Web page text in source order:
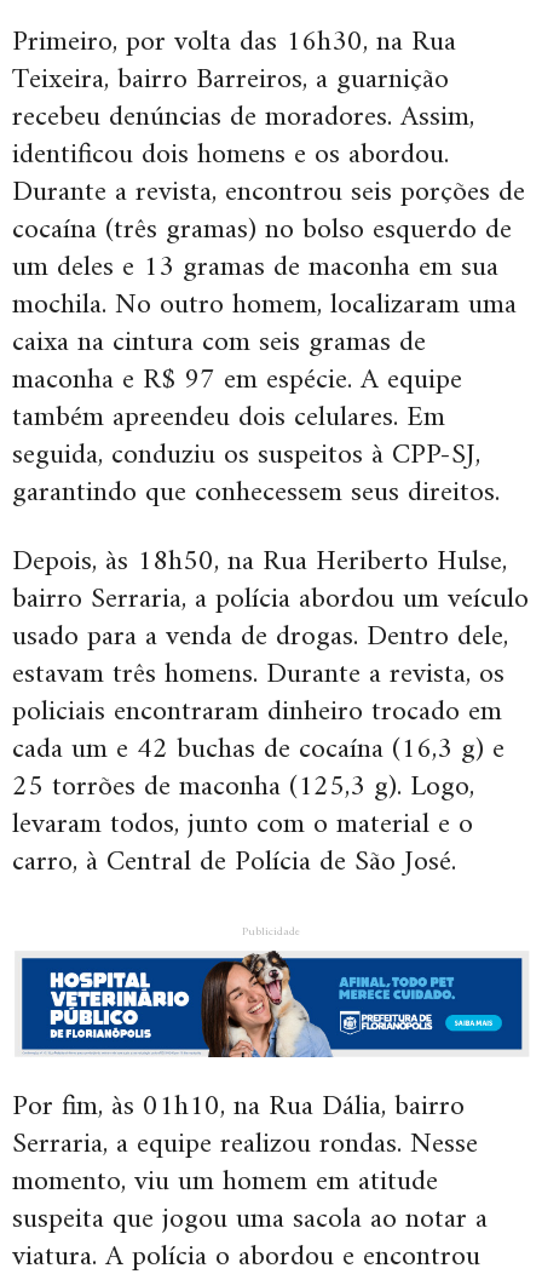
Primeiro, por volta das 16h30, na Rua
Teixeira, bairro Barreiros, a guarnição
recebeu denúncias de moradores. Assim,
identificou dois homens e os abordou.
Durante a revista, encontrou seis porções de
cocaína (três gramas) no bolso esquerdo de
um deles e 13 gramas de maconha em sua
mochila. No outro homem, localizaram uma
caixa na cintura com seis gramas de
maconha e R$ 97 em espécie. A equipe
também apreendeu dois celulares. Em
seguida, conduziu os suspeitos à CPP-SJ,
garantindo que conhecessem seus direitos.
Depois, às 18h50, na Rua Heriberto Hulse,
bairro Serraria, a polícia abordou um veículo
usado para a venda de drogas. Dentro dele,
estavam três homens. Durante a revista, os
policiais encontraram dinheiro trocado em
cada um e 42 buchas de cocaína (16,3 g) e
25 torrões de maconha (125,3 g). Logo,
levaram todos, junto com o material e o
carro, à Central de Polícia de São José.
Publicidade
Por fim, às 01h10, na Rua Dália, bairro
Serraria, a equipe realizou rondas. Nesse
momento, viu um homem em atitude
suspeita que jogou uma sacola ao notar a
viatura. A polícia o abordou e encontrou